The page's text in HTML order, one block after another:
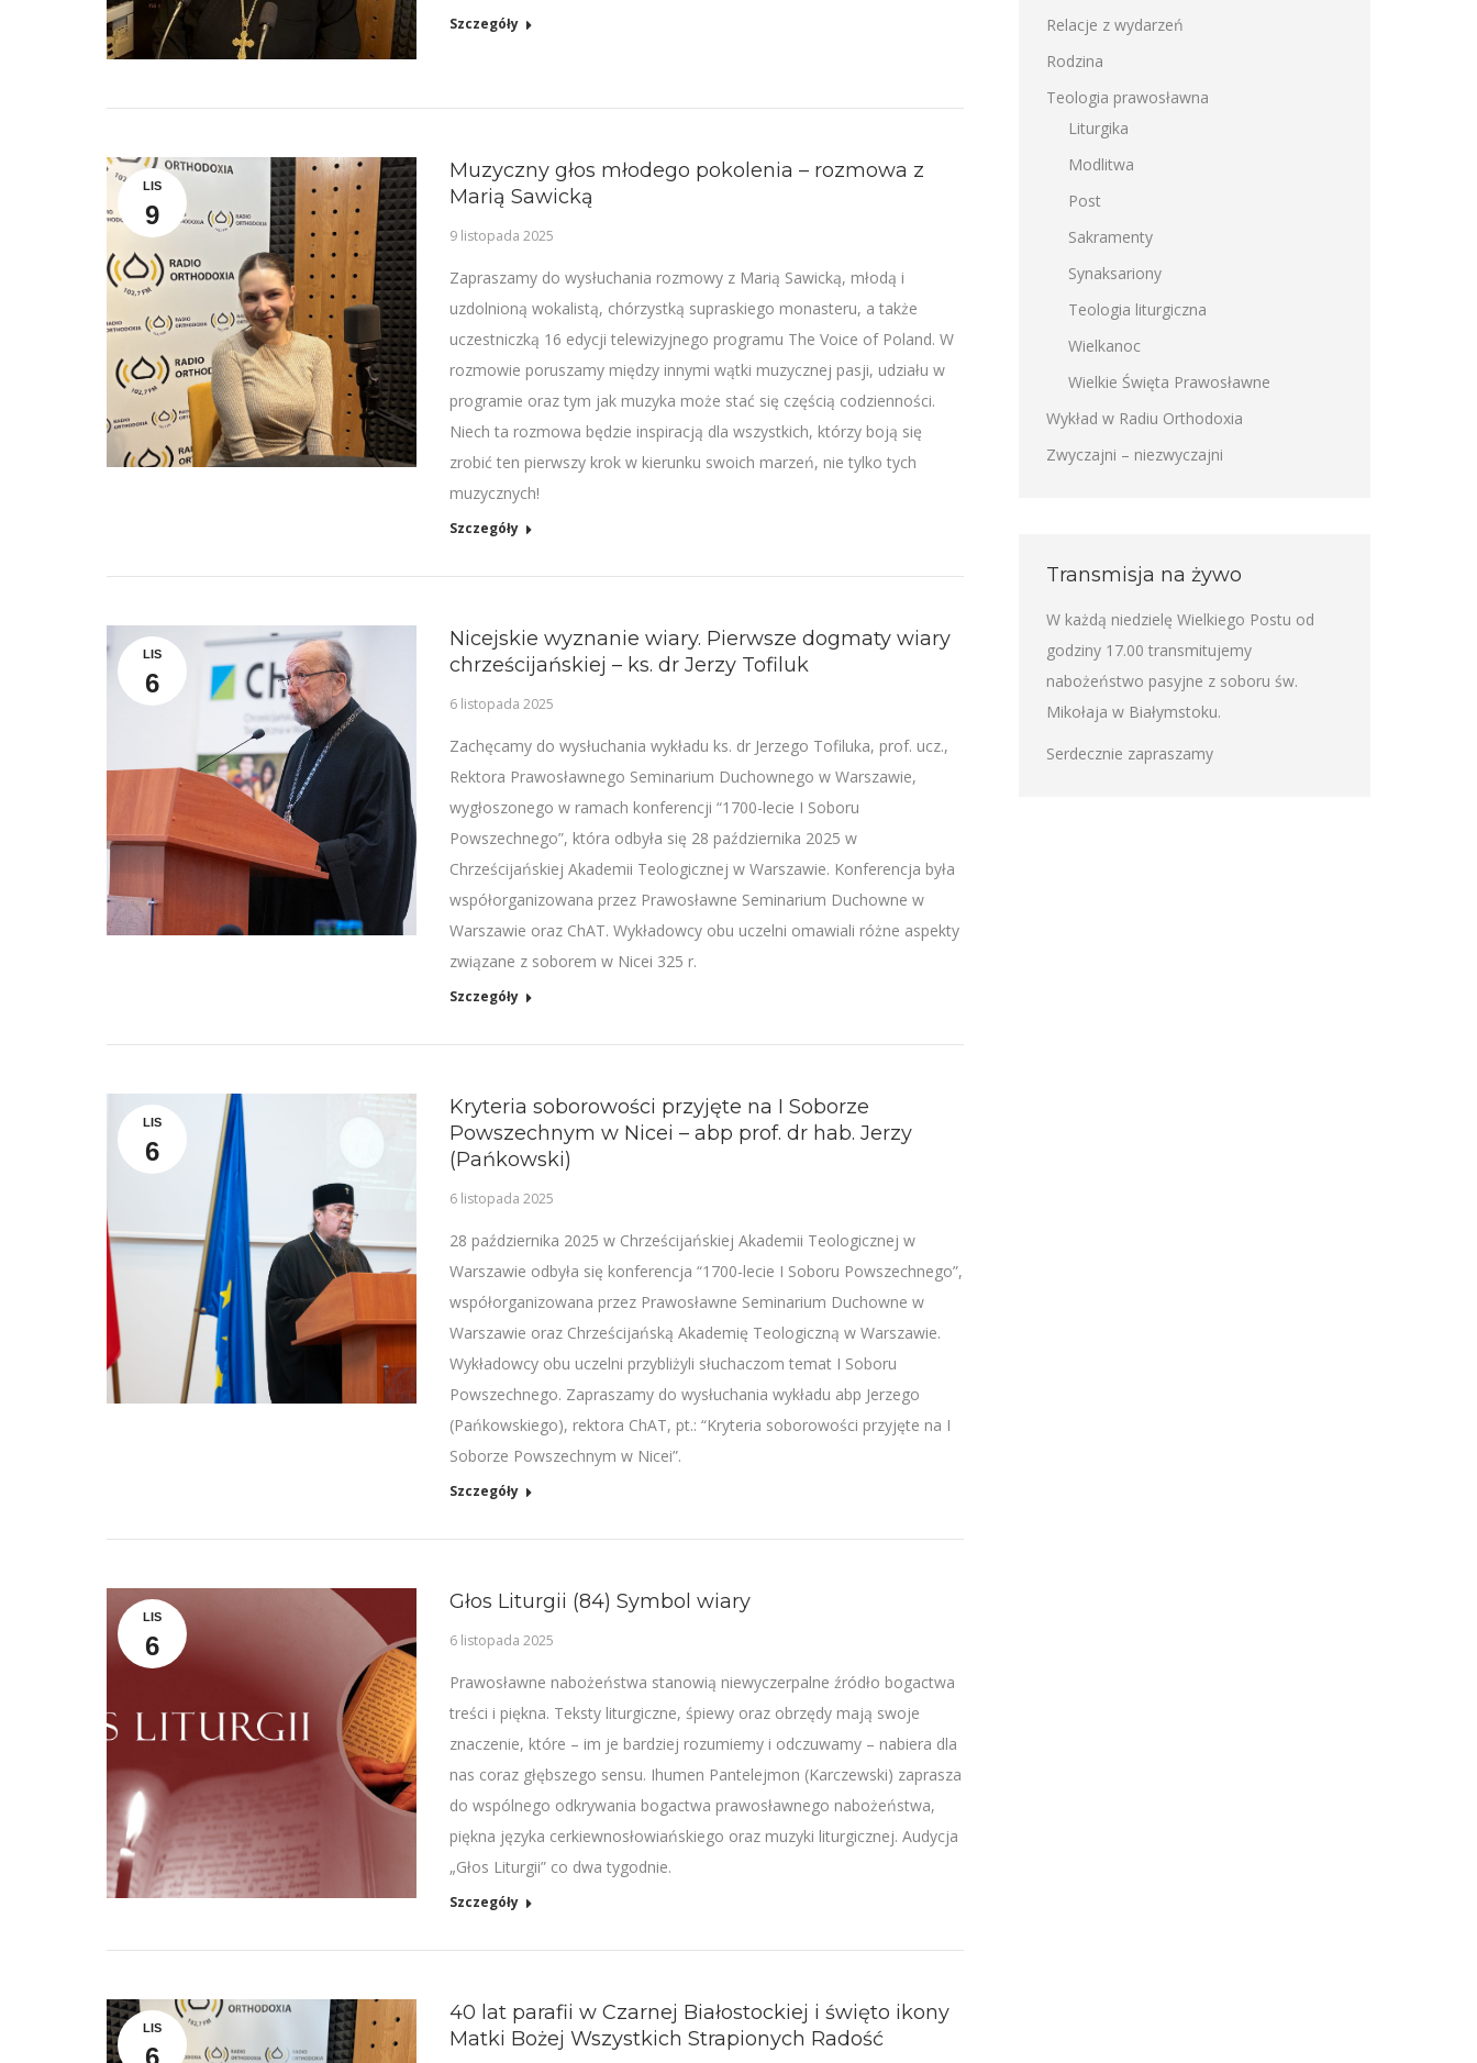
Szczegóły
LIS
9
Muzyczny głos młodego pokolenia – rozmowa z
Marią Sawicką
9 listopada 2025
Zapraszamy do wysłuchania rozmowy z Marią Sawicką, młodą i
uzdolnioną wokalistą, chórzystką supraskiego monasteru, a także
uczestniczką 16 edycji telewizyjnego programu The Voice of Poland. W
rozmowie poruszamy między innymi wątki muzycznej pasji, udziału w
programie oraz tym jak muzyka może stać się częścią codzienności.
Niech ta rozmowa będzie inspiracją dla wszystkich, którzy boją się
zrobić ten pierwszy krok w kierunku swoich marzeń, nie tylko tych
muzycznych!
Szczegóły
LIS
6
Nicejskie wyznanie wiary. Pierwsze dogmaty wiary
chrześcijańskiej – ks. dr Jerzy Tofiluk
6 listopada 2025
Zachęcamy do wysłuchania wykładu ks. dr Jerzego Tofiluka, prof. ucz.,
Rektora Prawosławnego Seminarium Duchownego w Warszawie,
wygłoszonego w ramach konferencji “1700-lecie I Soboru
Powszechnego”, która odbyła się 28 października 2025 w
Chrześcijańskiej Akademii Teologicznej w Warszawie. Konferencja była
współorganizowana przez Prawosławne Seminarium Duchowne w
Warszawie oraz ChAT. Wykładowcy obu uczelni omawiali różne aspekty
związane z soborem w Nicei 325 r.
Szczegóły
LIS
6
Kryteria soborowości przyjęte na I Soborze
Powszechnym w Nicei – abp prof. dr hab. Jerzy
(Pańkowski)
6 listopada 2025
28 października 2025 w Chrześcijańskiej Akademii Teologicznej w
Warszawie odbyła się konferencja “1700-lecie I Soboru Powszechnego”,
współorganizowana przez Prawosławne Seminarium Duchowne w
Warszawie oraz Chrześcijańską Akademię Teologiczną w Warszawie.
Wykładowcy obu uczelni przybliżyli słuchaczom temat I Soboru
Powszechnego. Zapraszamy do wysłuchania wykładu abp Jerzego
(Pańkowskiego), rektora ChAT, pt.: “Kryteria soborowości przyjęte na I
Soborze Powszechnym w Nicei”.
Szczegóły
LIS
6
Głos Liturgii (84) Symbol wiary
6 listopada 2025
Prawosławne nabożeństwa stanowią niewyczerpalne źródło bogactwa
treści i piękna. Teksty liturgiczne, śpiewy oraz obrzędy mają swoje
znaczenie, które – im je bardziej rozumiemy i odczuwamy – nabiera dla
nas coraz głębszego sensu. Ihumen Pantelejmon (Karczewski) zaprasza
do wspólnego odkrywania bogactwa prawosławnego nabożeństwa,
piękna języka cerkiewnosłowiańskiego oraz muzyki liturgicznej. Audycja
„Głos Liturgii” co dwa tygodnie.
Szczegóły
LIS
6
40 lat parafii w Czarnej Białostockiej i święto ikony
Matki Bożej Wszystkich Strapionych Radość
Relacje z wydarzeń
Rodzina
Teologia prawosławna
Liturgika
Modlitwa
Post
Sakramenty
Synaksariony
Teologia liturgiczna
Wielkanoc
Wielkie Święta Prawosławne
Wykład w Radiu Orthodoxia
Zwyczajni – niezwyczajni
Transmisja na żywo
W każdą niedzielę Wielkiego Postu od
godziny 17.00 transmitujemy
nabożeństwo pasyjne z soboru św.
Mikołaja w Białymstoku.
Serdecznie zapraszamy